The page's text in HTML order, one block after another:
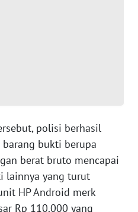
polisi berhasil
bukti berupa
berat bruto mencapai
lainnya yang turut
HP Android merk
Rp 110.000 yang